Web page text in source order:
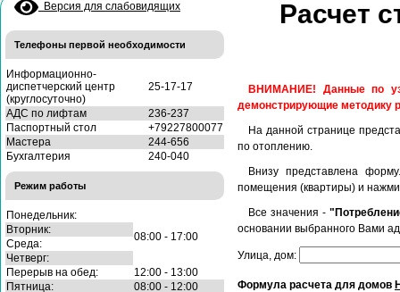
Версия для слабовидящих
Телефоны первой необходимости
Информационно-
диспетчерский центр
(круглосуточно)
25-17-17
АДС по лифтам
236-237
Паспортный стол
+79227800077
Мастера
244-656
Бухгалтерия
240-040
Режим работы
Понедельник:
08:00 - 17:00
Вторник:
Среда:
Четверг:
Перерыв на обед:
12:00 - 13:00
Пятница:
08:00 - 12:00
Расчет
ВНИМАНИЕ! Данные по
демонстрирующие методику
На данной странице
по отоплению.
Внизу представлена
помещения (квартиры) и
Все значения -
основании выбранного Вами
Улица, дом:
Формула расчета для домов